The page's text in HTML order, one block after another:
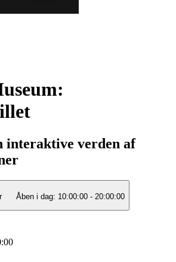
interaktive verden af
Åben i dag: 10:00:00 - 20:00:00